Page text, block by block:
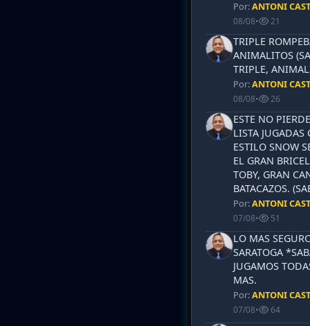
Por:ANTONI
08/08• 21
TRIPLE
ANIMALITOS
TRIPLE,
Por:ANTONI
08/08• 26
ESTE NO
LISTA JUGADAS
ESTILO SNOW
EL GRAN
TOBY, GRAN
BATACAZOS.
Por:ANTONI
07/08• 51
LO MAS
SARATOGA
JUGAMOS
MAS.
Por:ANTONI
07/08• 64